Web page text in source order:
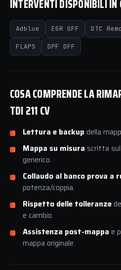
INTERVENTI DISPONIBILI IN
Adblue EGR OFF DTC
FLAPS DPF OFF
COSA COMPRENDE LA
TDI 211 CV
Lettura e backup della
Mappa su misura scritta
generico.
Collaudo al banco prova a
potenza/coppia.
Rispetto delle tolleranze
e cambio.
Assistenza post-mappa e
mappa originale.